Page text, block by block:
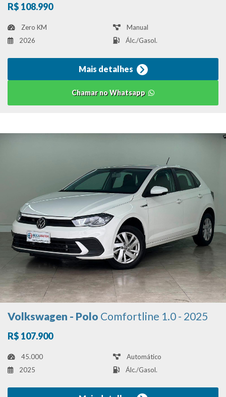
R$ 108.990
Zero KM
Manual
2026
Álc./Gasol.
Mais detalhes
Chamar no Whatsapp
Volkswagen - Polo Comfortline 1.0 - 2025
R$ 107.900
45.000
Automático
2025
Álc./Gasol.